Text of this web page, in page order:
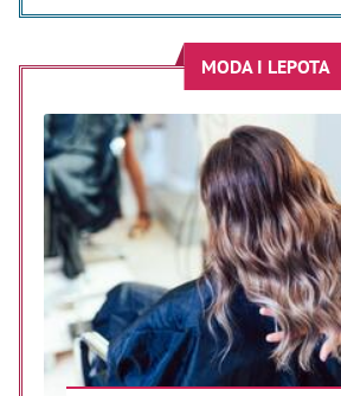
MODA I LEPOTA